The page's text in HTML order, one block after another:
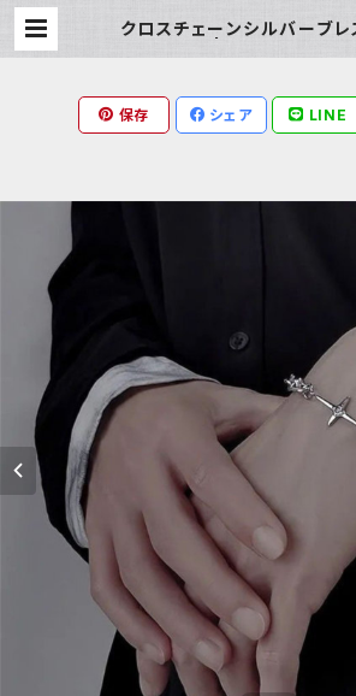
クロスチェーンシルバーブレ
保存 シェア LINE